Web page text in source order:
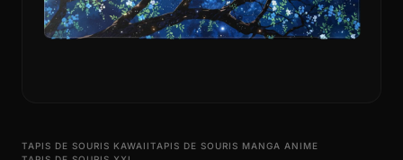
TAPIS DE SOURIS KAWAIITAPIS DE SOURIS MANGA ANIME